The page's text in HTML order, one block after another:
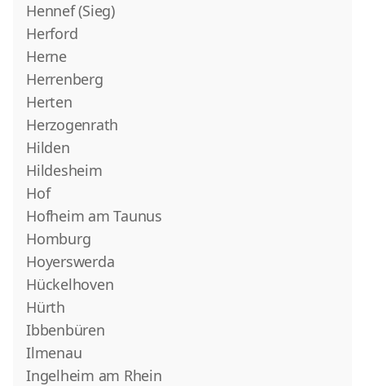
Hennef (Sieg)
Herford
Herne
Herrenberg
Herten
Herzogenrath
Hilden
Hildesheim
Hof
Hofheim am Taunus
Homburg
Hoyerswerda
Hückelhoven
Hürth
Ibbenbüren
Ilmenau
Ingelheim am Rhein